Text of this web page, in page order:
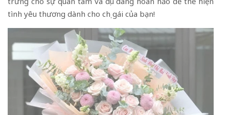
tình yêu thương dành cho chị gái của bạn!